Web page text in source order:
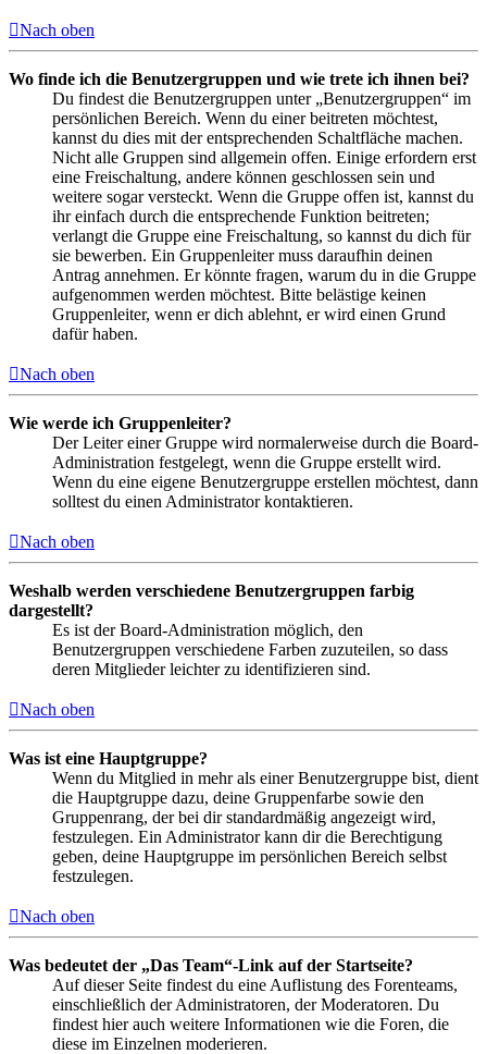
Nach oben
Wo finde ich die Benutzergruppen und wie trete ich ihnen bei?
Du findest die Benutzergruppen unter „Benutzergruppen“ im
persönlichen Bereich. Wenn du einer beitreten möchtest,
kannst du dies mit der entsprechenden Schaltfläche machen.
Nicht alle Gruppen sind allgemein offen. Einige erfordern erst
eine Freischaltung, andere können geschlossen sein und
weitere sogar versteckt. Wenn die Gruppe offen ist, kannst du
ihr einfach durch die entsprechende Funktion beitreten;
verlangt die Gruppe eine Freischaltung, so kannst du dich für
sie bewerben. Ein Gruppenleiter muss daraufhin deinen
Antrag annehmen. Er könnte fragen, warum du in die Gruppe
aufgenommen werden möchtest. Bitte belästige keinen
Gruppenleiter, wenn er dich ablehnt, er wird einen Grund
dafür haben.
Nach oben
Wie werde ich Gruppenleiter?
Der Leiter einer Gruppe wird normalerweise durch die Board-
Administration festgelegt, wenn die Gruppe erstellt wird.
Wenn du eine eigene Benutzergruppe erstellen möchtest, dann
solltest du einen Administrator kontaktieren.
Nach oben
Weshalb werden verschiedene Benutzergruppen farbig
dargestellt?
Es ist der Board-Administration möglich, den
Benutzergruppen verschiedene Farben zuzuteilen, so dass
deren Mitglieder leichter zu identifizieren sind.
Nach oben
Was ist eine Hauptgruppe?
Wenn du Mitglied in mehr als einer Benutzergruppe bist, dient
die Hauptgruppe dazu, deine Gruppenfarbe sowie den
Gruppenrang, der bei dir standardmäßig angezeigt wird,
festzulegen. Ein Administrator kann dir die Berechtigung
geben, deine Hauptgruppe im persönlichen Bereich selbst
festzulegen.
Nach oben
Was bedeutet der „Das Team“-Link auf der Startseite?
Auf dieser Seite findest du eine Auflistung des Forenteams,
einschließlich der Administratoren, der Moderatoren. Du
findest hier auch weitere Informationen wie die Foren, die
diese im Einzelnen moderieren.